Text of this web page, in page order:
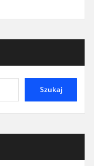
Szukaj